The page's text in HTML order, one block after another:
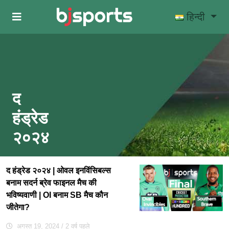
Skip to main content
हिन्दी
द
हंड्रेड
२०२४
द हंड्रेड २०२४ | ओवल इनविंसिबल्स
बनाम सदर्न ब्रेव फाइनल मैच की
भविष्यवाणी | OI बनाम SB मैच कौन
जीतेगा?
अगस्त 19, 2024 / 2 वर्ष पहले